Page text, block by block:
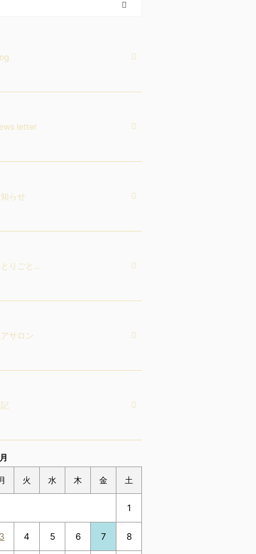
letter
らせ
りごと…
サロン
月 火 水 木 金 土
1
3 4 5 6 7 8